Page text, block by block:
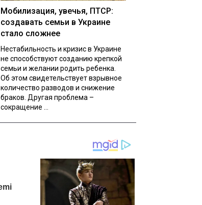
Мобилизация, увечья, ПТСР:
создавать семьи в Украине
стало сложнее
Нестабильность и кризис в Украине
не способствуют созданию крепкой
семьи и желании родить ребенка.
Об этом свидетельствует взрывное
количество разводов и снижение
браков. Другая проблема –
сокращение ...